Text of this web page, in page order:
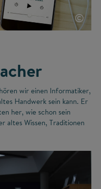
©
wir einen Informatiker,
Handwerk sein kann. Er
her, wie schon sein
altes Wissen, Traditionen